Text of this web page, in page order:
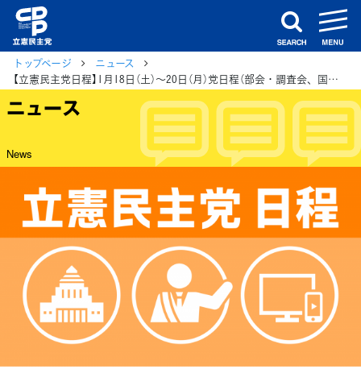
search
トップページ
ニュース
【立憲民主党日程】1月18日（土）～20日（月）党日程（部会・調査会、国会日程、街頭演説、メディア出演等）
ニュース
News